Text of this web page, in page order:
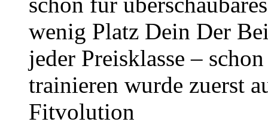
wenig Platz Dein Der
jeder Preisklasse –
trainieren wurde zuerst
Fitvolution